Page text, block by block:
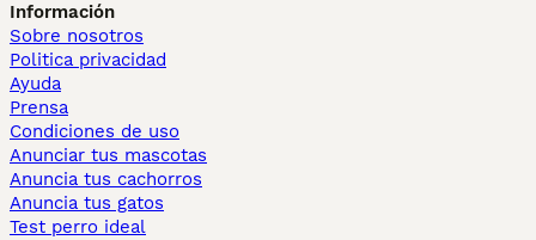
Información
Sobre nosotros
Politica privacidad
Ayuda
Prensa
Condiciones de uso
Anunciar tus mascotas
Anuncia tus cachorros
Anuncia tus gatos
Test perro ideal